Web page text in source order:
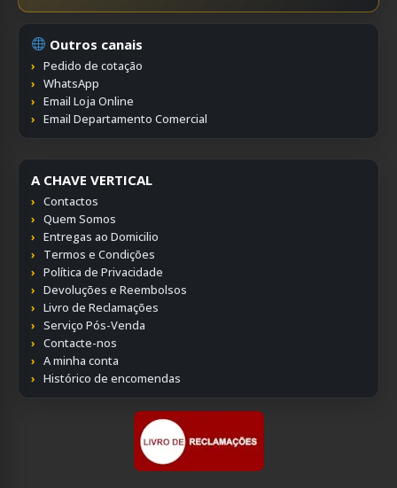
Outros canais
Pedido de cotação
WhatsApp
Email Loja Online
Email Departamento Comercial
A CHAVE VERTICAL
Contactos
Quem Somos
Entregas ao Domicilio
Termos e Condições
Política de Privacidade
Devoluções e Reembolsos
Livro de Reclamações
Serviço Pós-Venda
Contacte-nos
A minha conta
Histórico de encomendas